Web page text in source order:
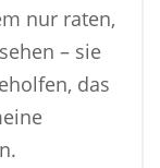
nur raten,
– sie
das